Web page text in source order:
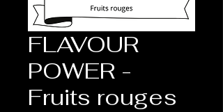
FLAVOUR
POWER -
Fruits rouges